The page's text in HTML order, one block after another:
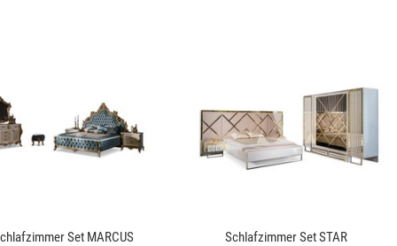
Set MARCUS Schlafzimmer Set STAR
159,99 €